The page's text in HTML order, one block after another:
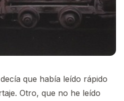
decía que había leído rápido
Otro, que no he leído